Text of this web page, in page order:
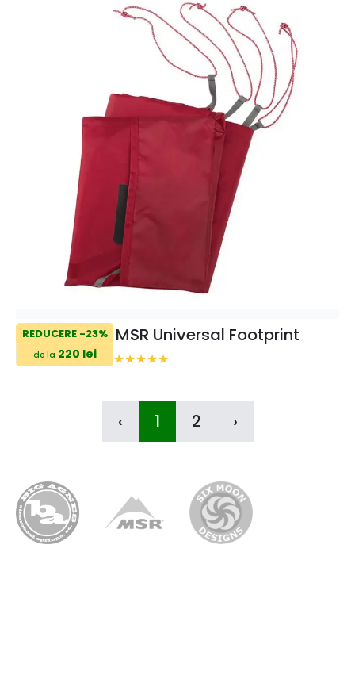
REDUCERE -23%
de la 220 lei
MSR Universal Footprint
‹ 1 2 ›